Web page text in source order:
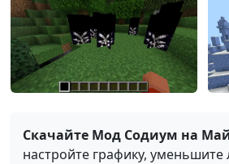
Скачайте Мод Содиум на
настройте графику, уменьшите